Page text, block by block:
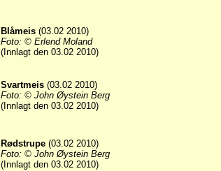
Blåmeis (03.02 2010)
Foto: © Erlend Moland
(Innlagt den 03.02 2010)
Svartmeis (03.02 2010)
Foto: © John Øystein Berg
(Innlagt den 03.02 2010)
Rødstrupe (03.02 2010)
Foto: © John Øystein Berg
(Innlagt den 03.02 2010)